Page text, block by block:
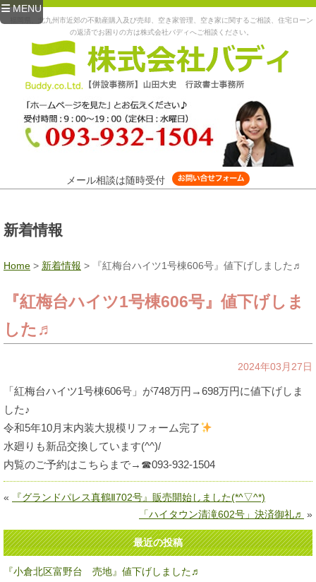
MENU
福岡県、北九州市近郊の不動産購入及び売却、空き家管理、空き家に関するご相談、住宅ローン
の返済でお困りの方は株式会社バディへご相談ください。
メール相談は随時受付
新着情報
Home > 新着情報 > 『紅梅台ハイツ1号棟606号』値下げしました♬
『紅梅台ハイツ1号棟606号』値下げしま
した♬
2024年03月27日
「紅梅台ハイツ1号棟606号」が748万円→698万円に値下げしま
した♪
令和5年10月末内装大規模リフォーム完了
水廻りも新品交換しています(^^)/
内覧のご予約はこちらまで→☎093-932-1504
«
『グランドパレス真鶴Ⅱ702号』販売開始しました(*^▽^*)
「ハイタウン清滝602号」決済御礼♬ »
最近の投稿
『小倉北区富野台 売地』値下げしました♬